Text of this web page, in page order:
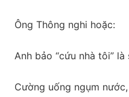
Ông Thông nghi hoặc:
Anh bảo “cứu nhà tôi” là
Cường uống ngụm